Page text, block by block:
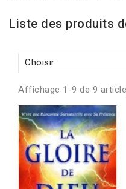
Liste des produits
Choisir
Affichage 1-9 de 9